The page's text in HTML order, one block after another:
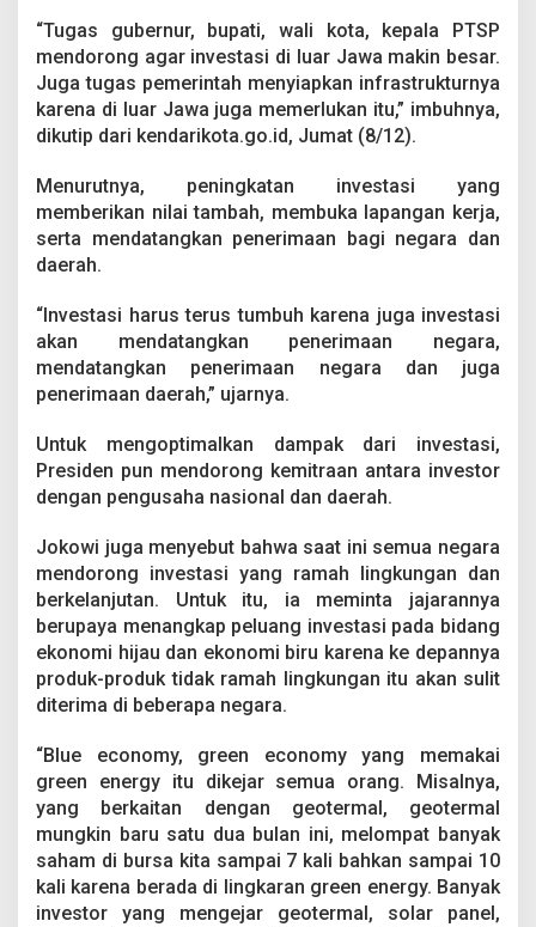
e
s
t
a
i
“Tugas gubernur, bupati, wali kota, kepala PTSP
mendorong agar investasi di luar Jawa makin besar.
Juga tugas pemerintah menyiapkan infrastrukturnya
karena di luar Jawa juga memerlukan itu,” imbuhnya,
dikutip dari kendarikota.go.id, Jumat (8/12).
Menurutnya, peningkatan investasi yang
memberikan nilai tambah, membuka lapangan kerja,
serta mendatangkan penerimaan bagi negara dan
daerah.
“Investasi harus terus tumbuh karena juga investasi
akan mendatangkan penerimaan negara,
mendatangkan penerimaan negara dan juga
penerimaan daerah,” ujarnya.
Untuk mengoptimalkan dampak dari investasi,
Presiden pun mendorong kemitraan antara investor
dengan pengusaha nasional dan daerah.
Jokowi juga menyebut bahwa saat ini semua negara
mendorong investasi yang ramah lingkungan dan
berkelanjutan. Untuk itu, ia meminta jajarannya
berupaya menangkap peluang investasi pada bidang
ekonomi hijau dan ekonomi biru karena ke depannya
produk-produk tidak ramah lingkungan itu akan sulit
diterima di beberapa negara.
“Blue economy, green economy yang memakai
green energy itu dikejar semua orang. Misalnya,
yang berkaitan dengan geotermal, geotermal
mungkin baru satu dua bulan ini, melompat banyak
saham di bursa kita sampai 7 kali bahkan sampai 10
kali karena berada di lingkaran green energy. Banyak
investor yang mengejar geotermal, solar panel,